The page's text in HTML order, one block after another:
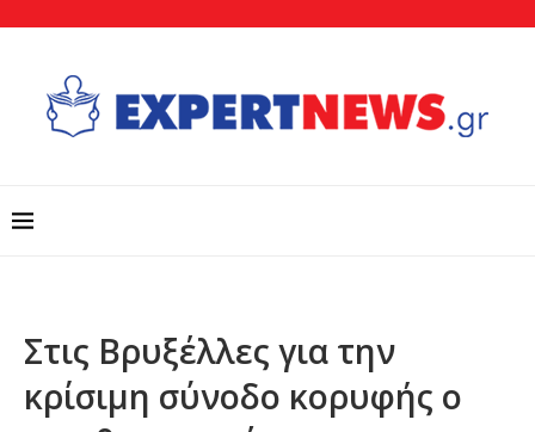
Στις Βρυξέλλες για την
κρίσιμη σύνοδο κορυφής ο